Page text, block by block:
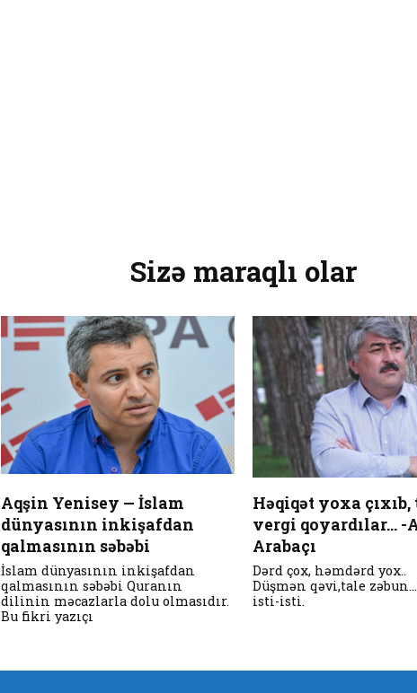
Sizə maraqlı olar
Aqşin Yenisey — İslam
dünyasının inkişafdan
qalmasının səbəbi
İslam dünyasının inkişafdan
qalmasının səbəbi Quranın
dilinin məcazlarla dolu olmasıdır.
Bu fikri yazıçı
Həqiqət yoxa
vergi qoyardılar… -
Arabaçı
Dərd çox,
Düşmən qəvi,tale
isti-isti.